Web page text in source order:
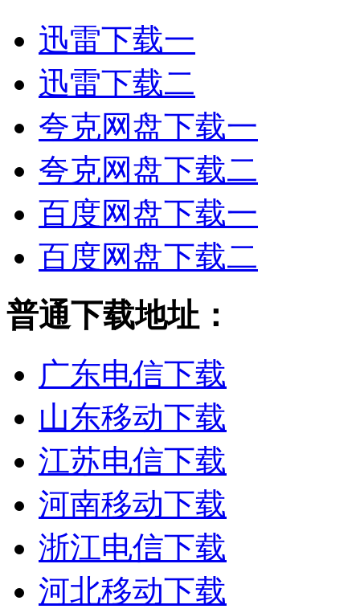
迅雷下载一
迅雷下载二
夸克网盘下载一
夸克网盘下载二
百度网盘下载一
百度网盘下载二
普通下载地址：
广东电信下载
山东移动下载
江苏电信下载
河南移动下载
浙江电信下载
河北移动下载